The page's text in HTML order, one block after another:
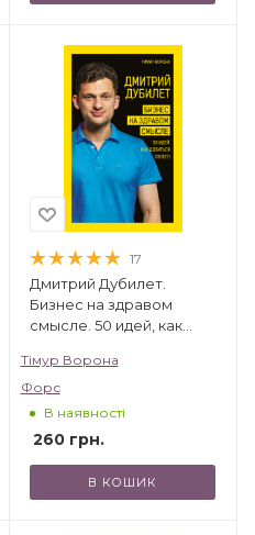
17
Дмитрий Дубилет.
Бизнес на здравом
смысле. 50 идей, как
Тімур Ворона
Форс
В наявності
260грн.
В КОШИК